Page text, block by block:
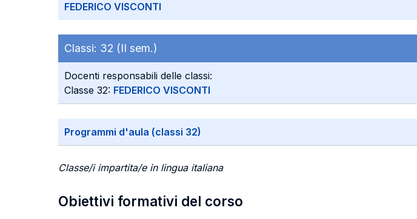
FEDERICO VISCONTI
Classi: 32 (II sem.)
Docenti responsabili delle classi:
Classe 32: FEDERICO VISCONTI
Programmi d'aula (classi 32)
Classe/i impartita/e in lingua italiana
Obiettivi formativi del corso